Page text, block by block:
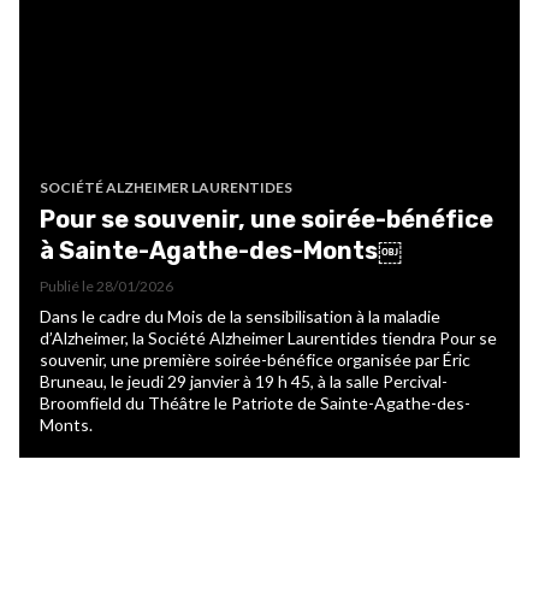
SOCIÉTÉ ALZHEIMER LAURENTIDES
Pour se souvenir, une soirée-bénéfice
à Sainte-Agathe-des-Monts￼
Publié le 28/01/2026
Dans le cadre du Mois de la sensibilisation à la maladie
d’Alzheimer, la Société Alzheimer Laurentides tiendra Pour se
souvenir, une première soirée-bénéfice organisée par Éric
Bruneau, le jeudi 29 janvier à 19 h 45, à la salle Percival-
Broomfield du Théâtre le Patriote de Sainte-Agathe-des-
Monts.